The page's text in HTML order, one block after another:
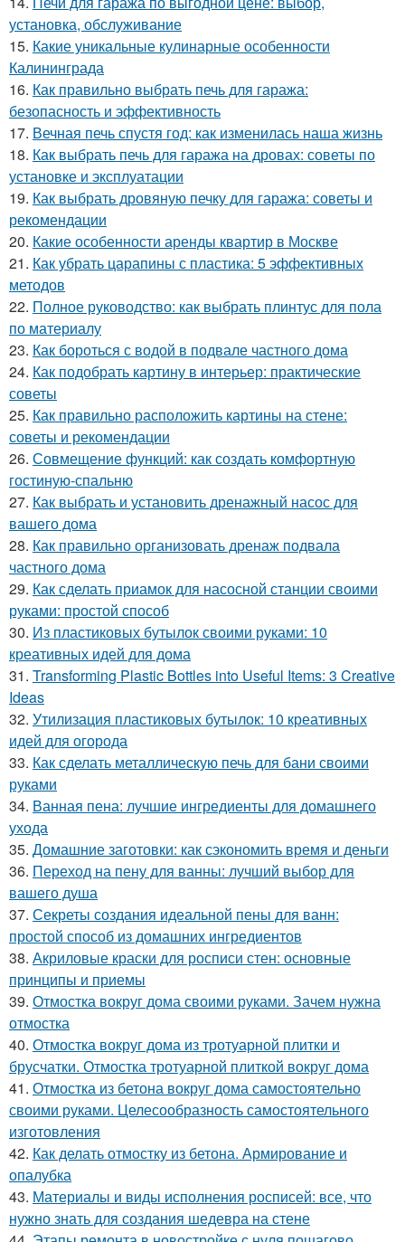
установка, обслуживание
15. Какие уникальные кулинарные особенности
Калининграда
16. Как правильно выбрать печь для гаража:
безопасность и эффективность
17. Вечная печь спустя год: как изменилась наша жизнь
18. Как выбрать печь для гаража на дровах: советы по
установке и эксплуатации
19. Как выбрать дровяную печку для гаража: советы и
рекомендации
20. Какие особенности аренды квартир в Москве
21. Как убрать царапины с пластика: 5 эффективных
методов
22. Полное руководство: как выбрать плинтус для пола
по материалу
23. Как бороться с водой в подвале частного дома
24. Как подобрать картину в интерьер: практические
советы
25. Как правильно расположить картины на стене:
советы и рекомендации
26. Совмещение функций: как создать комфортную
гостиную-спальню
27. Как выбрать и установить дренажный насос для
вашего дома
28. Как правильно организовать дренаж подвала
частного дома
29. Как сделать приамок для насосной станции своими
руками: простой способ
30. Из пластиковых бутылок своими руками: 10
креативных идей для дома
31. Transforming Plastic Bottles into Useful Items: 3 Creative
Ideas
32. Утилизация пластиковых бутылок: 10 креативных
идей для огорода
33. Как сделать металлическую печь для бани своими
руками
34. Ванная пена: лучшие ингредиенты для домашнего
ухода
35. Домашние заготовки: как сэкономить время и деньги
36. Переход на пену для ванны: лучший выбор для
вашего душа
37. Секреты создания идеальной пены для ванн:
простой способ из домашних ингредиентов
38. Акриловые краски для росписи стен: основные
принципы и приемы
39. Отмостка вокруг дома своими руками. Зачем нужна
отмостка
40. Отмостка вокруг дома из тротуарной плитки и
брусчатки. Отмостка тротуарной плиткой вокруг дома
41. Отмостка из бетона вокруг дома самостоятельно
своими руками. Целесообразность самостоятельного
изготовления
42. Как делать отмостку из бетона. Армирование и
опалубка
43. Материалы и виды исполнения росписей: все, что
нужно знать для создания шедевра на стене